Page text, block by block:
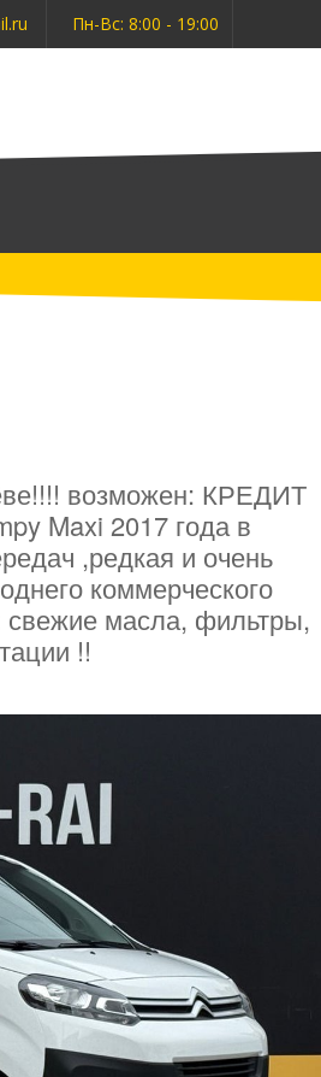
Пн-Вс: 8:00 - 19:00
возможен: КРЕДИТ
Maxi 2017 года в
,редкая и очень
коммерческого
свежие масла, фильтры,
!!